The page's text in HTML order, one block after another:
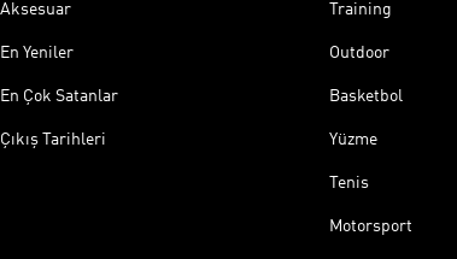
Aksesuar
En Yeniler
En Çok Satanlar
Çıkış Tarihleri
Training
Outdoor
Basketbol
Yüzme
Tenis
Motorsport